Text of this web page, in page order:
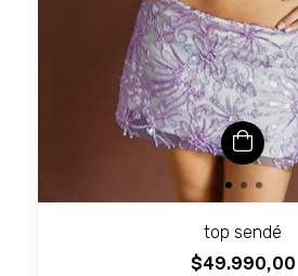
top sendé
$49.990,00